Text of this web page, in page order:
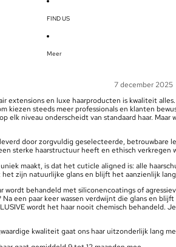
FIND US
Meer
7 december 2025
extensions en luxe haarproducten is kwaliteit
kiezen steeds meer professionals en klanten
elk niveau onderscheidt van standaard haar.
door zorgvuldig geselecteerde, betrouwbare
sterke haarstructuur heeft en ethisch verkregen
maakt, is dat het cuticle aligned is: alle
zijn natuurlijke glans en blijft het aanzienlijk
wordt behandeld met siliconencoatings of
een paar keer wassen verdwijnt die glans en
wordt het haar nooit chemisch behandeld.
kwaliteit gaat ons haar uitzonderlijk lang